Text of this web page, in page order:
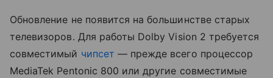
Обновление не появится на большинстве старых
телевизоров. Для работы Dolby Vision 2 требуется
совместимый чипсет — прежде всего процессор
MediaTek Pentonic 800 или другие совместимые